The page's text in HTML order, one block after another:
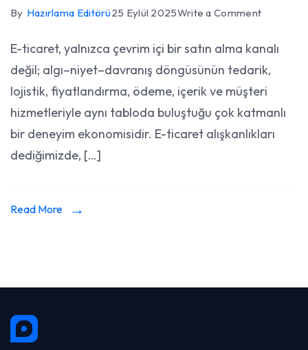
By Hazırlama Editörü25 Eylül 2025Write a Commenton
Ticaret
Hakkında
Araştırma
E-ticaret, yalnızca çevrim içi bir satın alma kanalı
değil; algı–niyet–davranış döngüsünün tedarik,
lojistik, fiyatlandırma, ödeme, içerik ve müşteri
hizmetleriyle aynı tabloda buluştuğu çok katmanlı
bir deneyim ekonomisidir. E-ticaret alışkanlıkları
dediğimizde, […]
Read More